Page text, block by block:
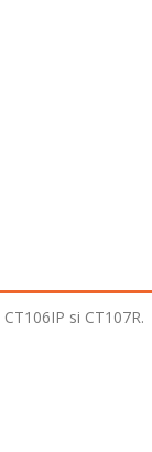
CT106IP si CT107R.